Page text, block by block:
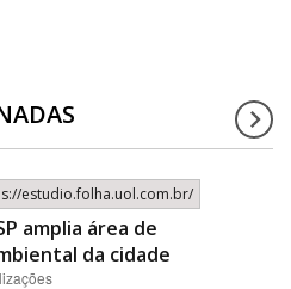
estudio.folha.uol.com.br/
amplia área de
da cidade